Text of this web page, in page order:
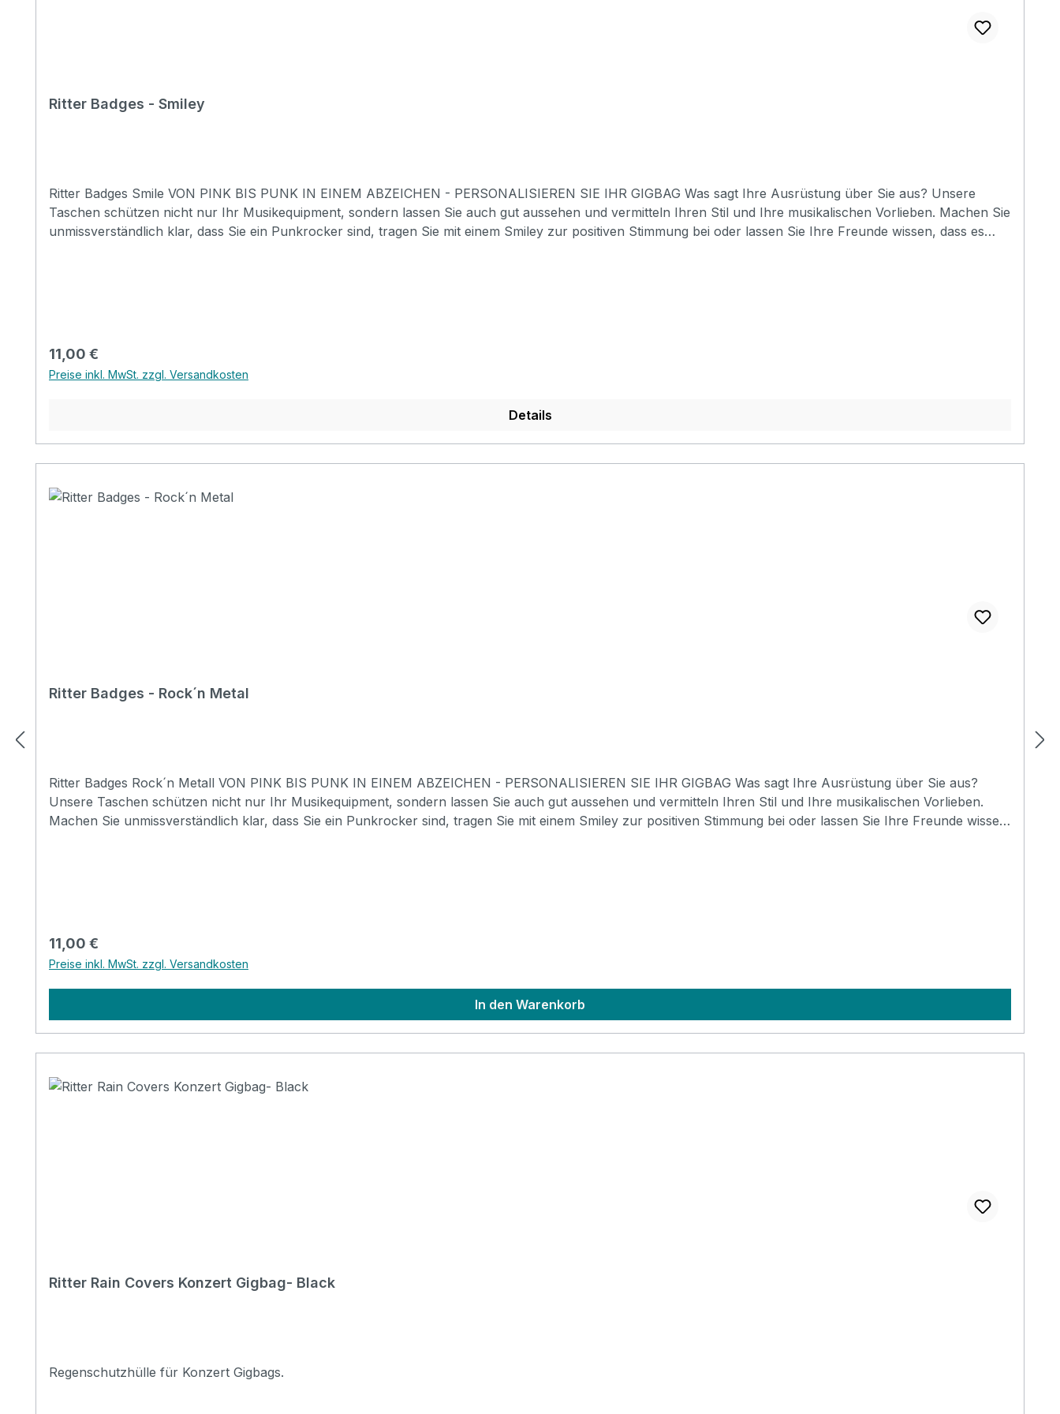
Ritter Badges - Smiley
Ritter Badges Smile VON PINK BIS PUNK IN EINEM ABZEICHEN - PERSONALISIEREN SIE IHR GIGBAG Was sagt Ihre Ausrüstung über Sie aus? Unsere
Taschen schützen nicht nur Ihr Musikequipment, sondern lassen Sie auch gut aussehen und vermitteln Ihren Stil und Ihre musikalischen Vorlieben. Machen Sie
unmissverständlich klar, dass Sie ein Punkrocker sind, tragen Sie mit einem Smiley zur positiven Stimmung bei oder lassen Sie Ihre Freunde wissen, dass es
Regulärer Preis:
11,00 €
Preise inkl. MwSt. zzgl. Versandkosten
Details
Ritter Badges - Rock´n Metal
Ritter Badges Rock´n Metall VON PINK BIS PUNK IN EINEM ABZEICHEN - PERSONALISIEREN SIE IHR GIGBAG Was sagt Ihre Ausrüstung über Sie aus?
Unsere Taschen schützen nicht nur Ihr Musikequipment, sondern lassen Sie auch gut aussehen und vermitteln Ihren Stil und Ihre musikalischen Vorlieben.
Machen Sie unmissverständlich klar, dass Sie ein Punkrocker sind, tragen Sie mit einem Smiley zur positiven Stimmung bei oder lassen Sie Ihre Freunde wissen,
Regulärer Preis:
11,00 €
Preise inkl. MwSt. zzgl. Versandkosten
In den Warenkorb
Ritter Rain Covers Konzert Gigbag- Black
Regenschutzhülle für Konzert Gigbags.